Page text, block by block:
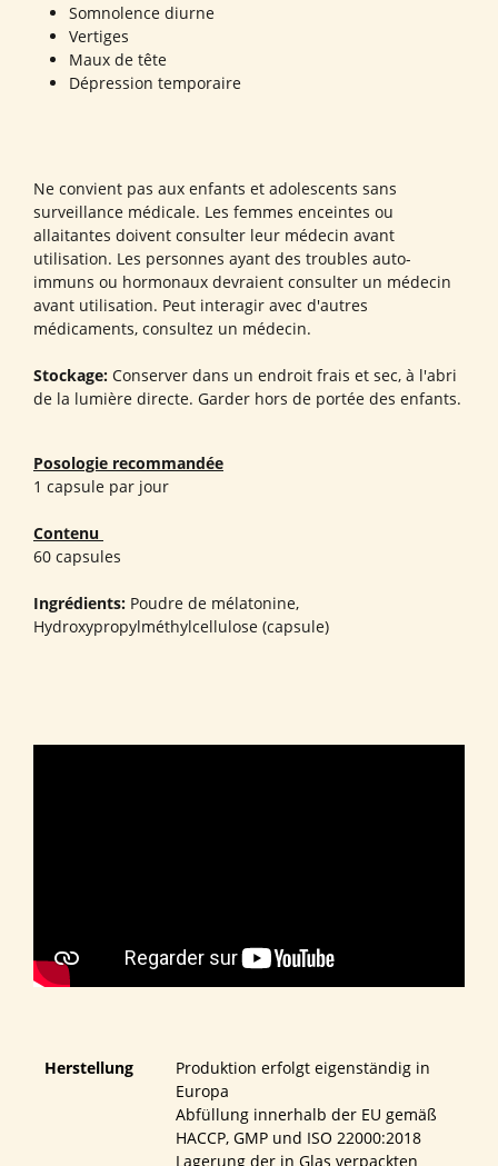
Somnolence diurne
Vertiges
Maux de tête
Dépression temporaire
Ne convient pas aux enfants et adolescents sans
surveillance médicale. Les femmes enceintes ou
allaitantes doivent consulter leur médecin avant
utilisation. Les personnes ayant des troubles auto-
immuns ou hormonaux devraient consulter un médecin
avant utilisation. Peut interagir avec d'autres
médicaments, consultez un médecin.
Stockage: Conserver dans un endroit frais et sec, à l'abri
de la lumière directe. Garder hors de portée des enfants.
Posologie recommandée
1 capsule par jour
Contenu
60 capsules
Ingrédients: Poudre de mélatonine,
Hydroxypropylméthylcellulose (capsule)
Herstellung
Produktion erfolgt eigenständig in
Europa
Abfüllung innerhalb der EU gemäß
HACCP, GMP und ISO 22000:2018
Lagerung der in Glas verpackten